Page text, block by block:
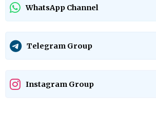
WhatsApp Channel
Telegram Group
Instagram Group